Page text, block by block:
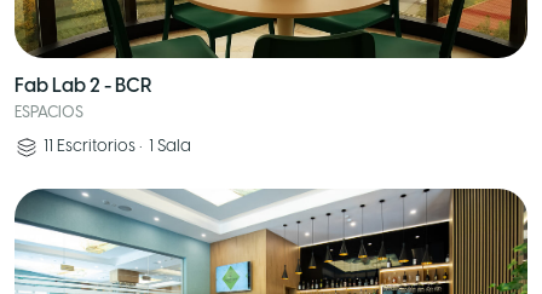
Fab Lab 2 - BCR
ESPACIOS
11 Escritorios • 1 Sala